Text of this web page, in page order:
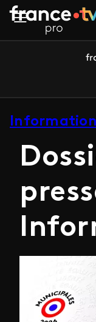
Aller au contenu
Information